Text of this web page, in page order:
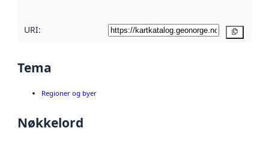
URI:
Tema
Regioner og byer
Nøkkelord